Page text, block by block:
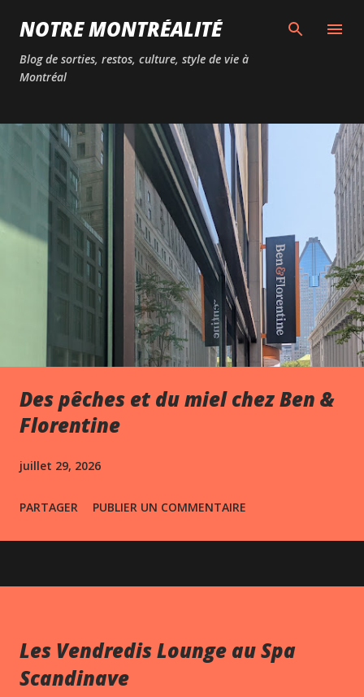
Passer au contenu principal
NOTRE MONTRÉALITÉ
Blog de sorties, restos, culture, style de vie à
Montréal
Des pêches et du miel chez Ben &
Florentine
juillet 29, 2026
PARTAGER PUBLIER UN COMMENTAIRE
Les Vendredis Lounge au Spa
Scandinave